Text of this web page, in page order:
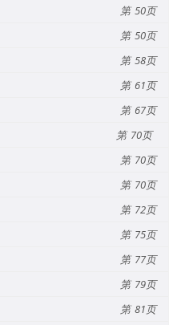
50
50
58
61
67
70
70
70
72
75
77
79
81